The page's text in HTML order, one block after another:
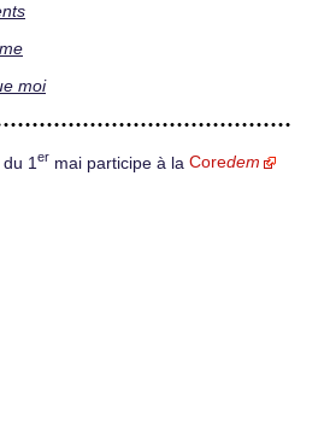
moi
1 er mai participe à la Coredem